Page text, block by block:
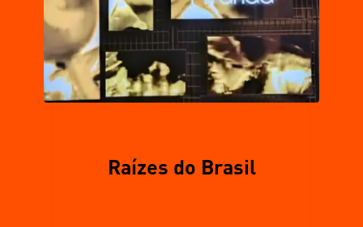
Raízes do Brasil